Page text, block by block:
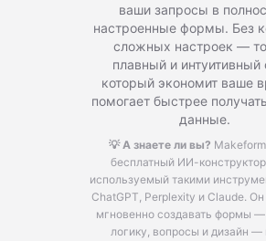
ваши запросы в
настроенные формы. Без
сложных настроек —
плавный и интуитивный
который экономит ваше
помогает быстрее
данные.
💡 А знаете ли вы?
бесплатный ИИ-
используемый такими
ChatGPT, Perplexity и Claude. Он
мгновенно создавать формы
логику, вопросы и дизайн —